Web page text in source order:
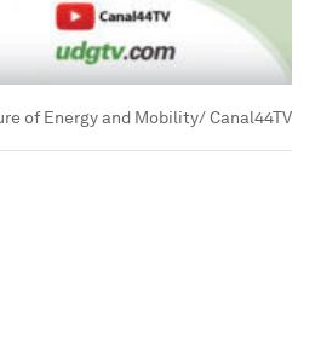
of Energy and Mobility/ Canal44TV